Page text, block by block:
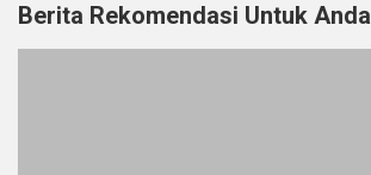
Berita Rekomendasi Untuk Anda